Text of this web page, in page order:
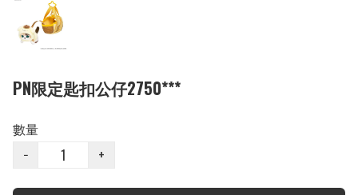
PN限定匙扣公仔2750***
數量
−
+